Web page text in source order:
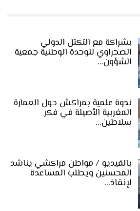
بشراكة مع التكتل الدولي
الصحراوي للوحدة الوطنية جمعية
الشؤون…
ندوة علمية بمراكش حول العمارة
المغربية الأصيلة في فكر
سلاطين…
بالفيديو / مواطن مراكشي يناشد
المحسنين ويطلب المساعدة
لإنقاذ…